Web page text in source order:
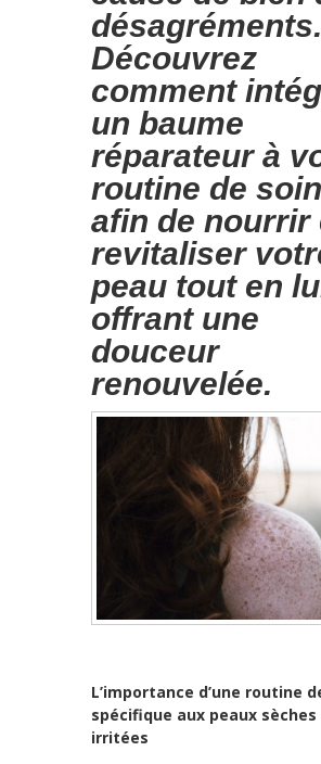
désagréments.
Découvrez
comment
un baume
réparateur à
routine de
afin de nourrir
revitaliser
peau tout en
offrant une
douceur
renouvelée.
L’importance d’une routine
spécifique aux peaux
irritées